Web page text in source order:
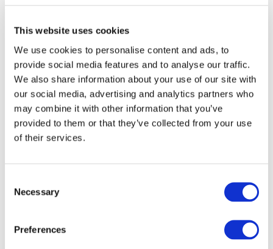
This website uses cookies
We use cookies to personalise content and ads, to
provide social media features and to analyse our traffic.
We also share information about your use of our site with
our social media, advertising and analytics partners who
may combine it with other information that you’ve
provided to them or that they’ve collected from your use
of their services.
Selection
Necessary
Preferences
vai tuottaja?
Mobiililaitteiden parissa kasvavat diginatiivit
oppivat nykyään vauvasta asti käyttämään
tietotekniikkaa. Ilman erillistä panostusta syntyy
kuitenkin helposti ainoastaan digimaailman
kerhotoiminnan kautta, että kasvattamalla
puhutaan koodaamisesta.